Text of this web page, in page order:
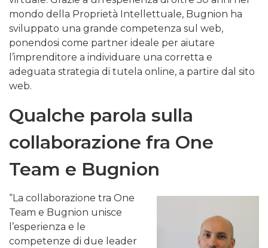
mondo della Proprietà Intellettuale, Bugnion ha
sviluppato una grande competenza sul web,
ponendosi come partner ideale per aiutare
l’imprenditore a individuare una corretta e
adeguata strategia di tutela online, a partire dal sito
web.
Qualche parola sulla
collaborazione fra One
Team e Bugnion
“La collaborazione tra One
Team e Bugnion unisce
l’esperienza e le
competenze di due leader